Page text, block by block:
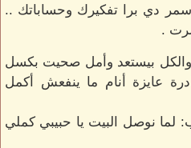
دي برا تفكيرك وحساباتك ..
.
والكل بيستعد وأمل صحيت بكسل
عايزة أنام ما ينفعش أكمل
نوصل البيت يا حبيبي كملي